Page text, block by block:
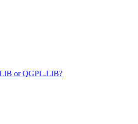
or QGPL.LIB?